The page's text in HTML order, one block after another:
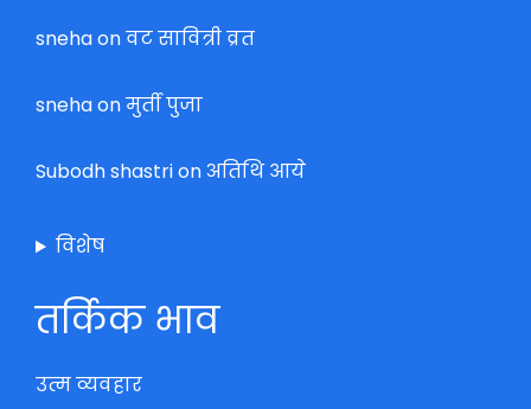
snehaonवट सावित्री व्रत
snehaonमुर्ती पुजा
Subodh shastrionअतिथि आये
विशेष
तर्किक भाव
उत्म व्यवहार